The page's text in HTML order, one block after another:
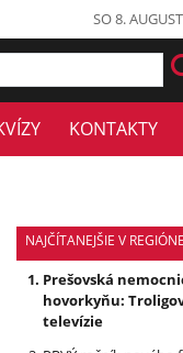
SO 8.
KONTAKTY
NAJČÍTANEJŠIE V REGIÓNE
Prešovská
hovorkyňu:
televízie